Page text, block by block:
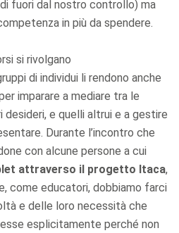
fuori dal nostro controllo) ma
in più da spendere.
si rivolgano
di individui li rendono anche
imparare a mediare tra le
desideri, e quelli altrui e a gestire
Durante l’incontro che
con alcune persone a cui
attraverso il progetto Itaca,
come educatori, dobbiamo farci
e delle loro necessità che
esplicitamente perché non